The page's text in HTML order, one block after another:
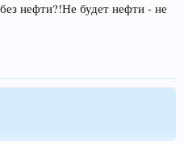
нефти?!Не будет нефти - не